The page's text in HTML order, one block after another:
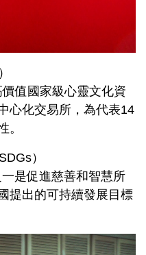
價值國家級心靈文化資
心化交易所，為代表14
。
）
是促進慈善和智慧所
提出的可持續發展目標